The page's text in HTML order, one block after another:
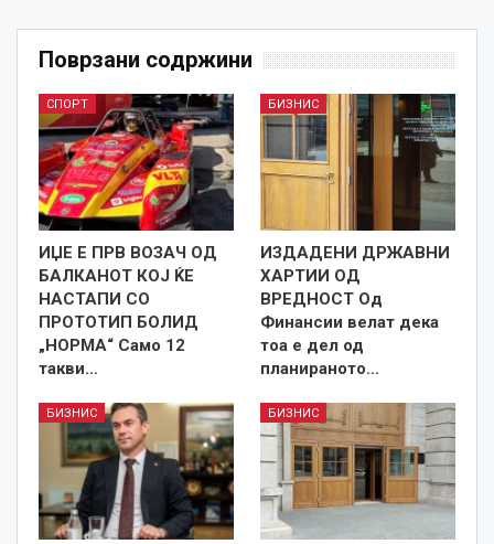
Поврзани содржини
СПОРТ
ИЏЕ Е ПРВ ВОЗАЧ ОД
БАЛКАНОТ КОЈ ЌЕ
НАСТАПИ СО
ПРОТОТИП БОЛИД
„НОРМА“ Само 12
такви…
БИЗНИС
ИЗДАДЕНИ ДРЖАВНИ
ХАРТИИ ОД
ВРЕДНОСТ Од
Финансии велат дека
тоа е дел од
планираното…
БИЗНИС БИЗНИС